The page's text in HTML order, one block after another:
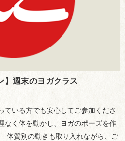
】週末のヨガクラス
ている方でも安心してご参加くださ
なく体を動かし、ヨガのポーズを作
体質別の動きも取り入れながら、ご